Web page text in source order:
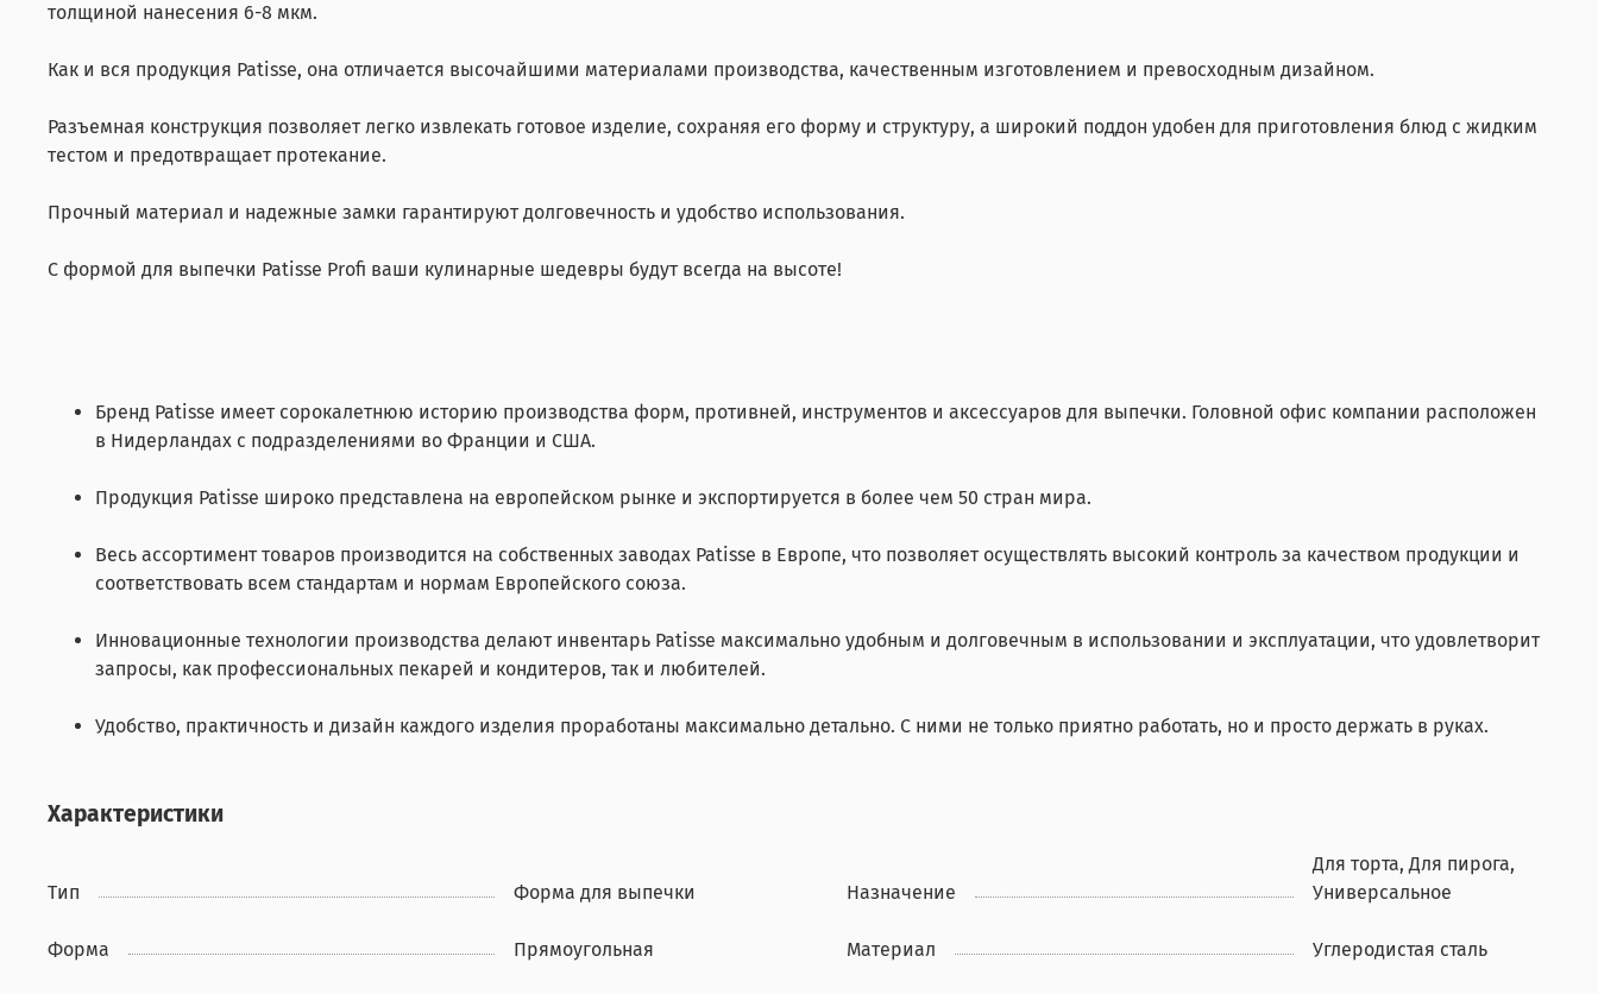
толщиной нанесения 6-8 мкм.
Как и вся продукция Patisse, она отличается высочайшими материалами производства, качественным изготовлением и превосходным дизайном.
Разъемная конструкция позволяет легко извлекать готовое изделие, сохраняя его форму и структуру, а широкий поддон удобен для приготовления блюд с жидким
тестом и предотвращает протекание.
Прочный материал и надежные замки гарантируют долговечность и удобство использования.
С формой для выпечки Patisse Profi ваши кулинарные шедевры будут всегда на высоте!
Бренд Patisse имеет сорокалетнюю историю производства форм, противней, инструментов и аксессуаров для выпечки. Головной офис компании расположен
в Нидерландах с подразделениями во Франции и США.
Продукция Patisse широко представлена на европейском рынке и экспортируется в более чем 50 стран мира.
Весь ассортимент товаров производится на собственных заводах Patisse в Европе, что позволяет осуществлять высокий контроль за качеством продукции и
соответствовать всем стандартам и нормам Европейского союза.
Инновационные технологии производства делают инвентарь Patisse максимально удобным и долговечным в использовании и эксплуатации, что удовлетворит
запросы, как профессиональных пекарей и кондитеров, так и любителей.
Удобство, практичность и дизайн каждого изделия проработаны максимально детально. С ними не только приятно работать, но и просто держать в руках.
Характеристики
Тип Форма для выпечки Назначение
Для торта, Для пирога,
Универсальное
Форма Прямоугольная Материал Углеродистая сталь